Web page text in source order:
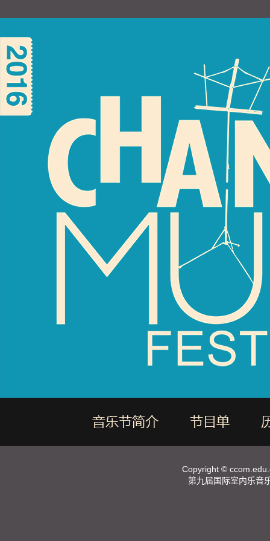
Copyright ©
第九届国际室内乐音